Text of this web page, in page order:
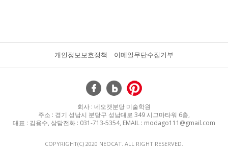
개인정보보호정책 이메일무단수집거부
회사 : 네오캣분당 미술학원
주소 : 경기 성남시 분당구 성남대로 349 시그마타워 6층,
대표 : 김용수, 상담전화 : 031-713-5354, EMAIL : modago111@gmail.com
COPYRIGHT(C) 2020 NEOCAT. ALL RIGHT RESERVED.